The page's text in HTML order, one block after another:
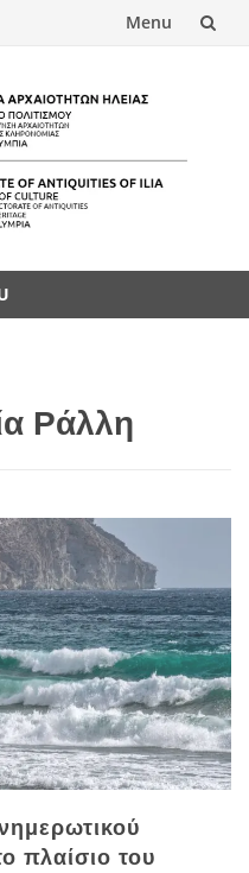
Menu
Ράλλη
πλαίσιο του